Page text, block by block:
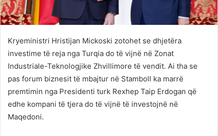
Kryeministri Hristijan Mickoski zotohet se dhjetëra
investime të reja nga Turqia do të vijnë në Zonat
Industriale-Teknologjike Zhvillimore të vendit. Ai tha se
pas forum biznesit të mbajtur në Stamboll ka marrë
premtimin nga Presidenti turk Rexhep Taip Erdogan që
edhe kompani të tjera do të vijnë të investojnë në
Maqedoni.